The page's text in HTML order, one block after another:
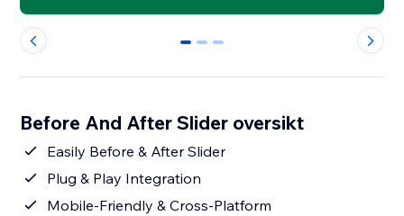
0 1 2
Before And After Slider oversikt
Easily Before & After Slider
Plug & Play Integration
Mobile-Friendly & Cross-Platform